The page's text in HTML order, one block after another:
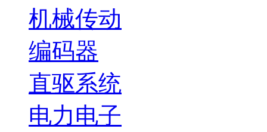
机械传动
编码器
直驱系统
电力电子